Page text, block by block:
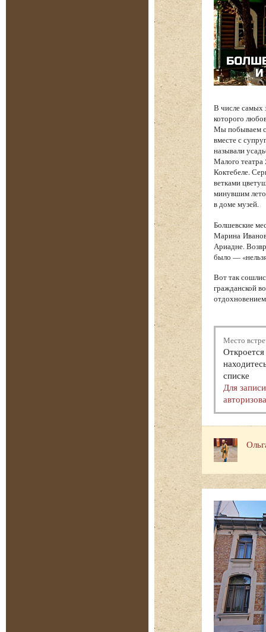
В числе самых
которого
Мы побываем с
вместе с
называли
Малого
Коктебеле.
ветками
минувшим
в доме музей.
Болшевские
Марина
Ариадне.
было —
Вот так
гражданской
Место
списке
Для